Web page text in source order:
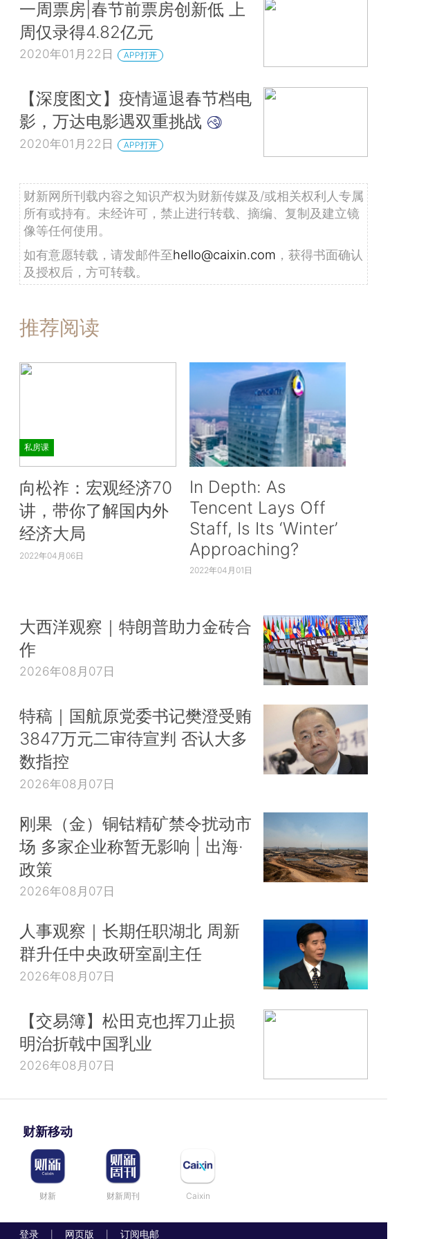
一周票房|春节前票房创新低 上
周仅录得4.82亿元
2020年01月22日 APP打开
【深度图文】疫情逼退春节档电
影，万达电影遇双重挑战
2020年01月22日 APP打开
财新网所刊载内容之知识产权为财新传媒及/或相关权利人专属
所有或持有。未经许可，禁止进行转载、摘编、复制及建立镜
像等任何使用。
如有意愿转载，请发邮件至hello@caixin.com ，获得书面确认
及授权后，方可转载。
推荐阅读
私房课
向松祚：宏观经济70
讲，带你了解国内外
经济大局
2022年04月06日
In Depth: As
Tencent Lays Off
Staff, Is Its ‘Winter’
Approaching?
2022年04月01日
大西洋观察｜特朗普助力金砖合
作
2026年08月07日
特稿｜国航原党委书记樊澄受贿
3847万元二审待宣判 否认大多
数指控
2026年08月07日
刚果（金）铜钴精矿禁令扰动市
场 多家企业称暂无影响 | 出海·
政策
2026年08月07日
人事观察｜长期任职湖北 周新
群升任中央政研室副主任
2026年08月07日
【交易簿】松田克也挥刀止损
明治折戟中国乳业
2026年08月07日
财新移动
财新 财新周刊 Caixin
登录 网页版 订阅电邮